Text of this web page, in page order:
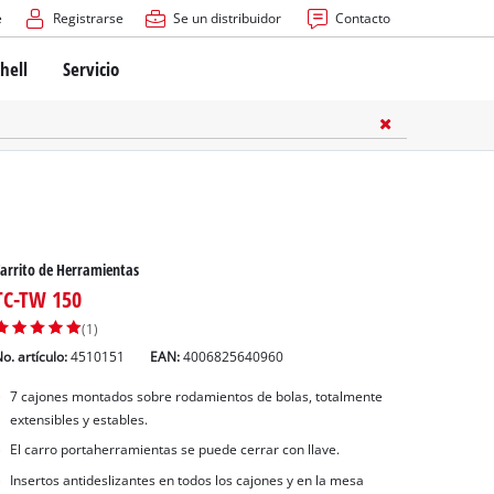
Registrarse Se un distribuidor Contacto
Servicio
de Herramientas
TW 150
(1)
artículo: 4510151 EAN:4006825640960
7 cajones montados sobre rodamientos de bolas, totalmente
extensibles y estables.
El carro portaherramientas se puede cerrar con llave.
Insertos antideslizantes en todos los cajones y en la mesa